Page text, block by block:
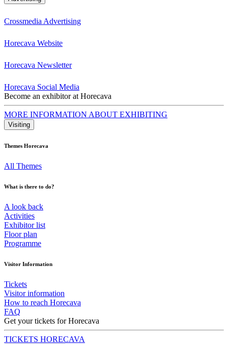
Crossmedia Advertising
Horecava Website
Horecava Newsletter
Horecava Social Media
Become an exhibitor at Horecava
MORE INFORMATION ABOUT EXHIBITING
Visiting
Themes Horecava
All Themes
What is there to do?
A look back
Activities
Exhibitor list
Floor plan
Programme
Visitor Information
Tickets
Visitor information
How to reach Horecava
FAQ
Get your tickets for Horecava
TICKETS HORECAVA